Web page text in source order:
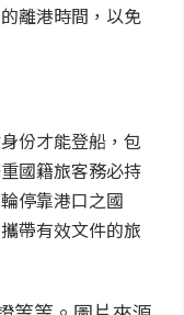
離港時間，以免
份才能登船，包
國籍旅客務必持
停靠港口之國
帶有效文件的旅